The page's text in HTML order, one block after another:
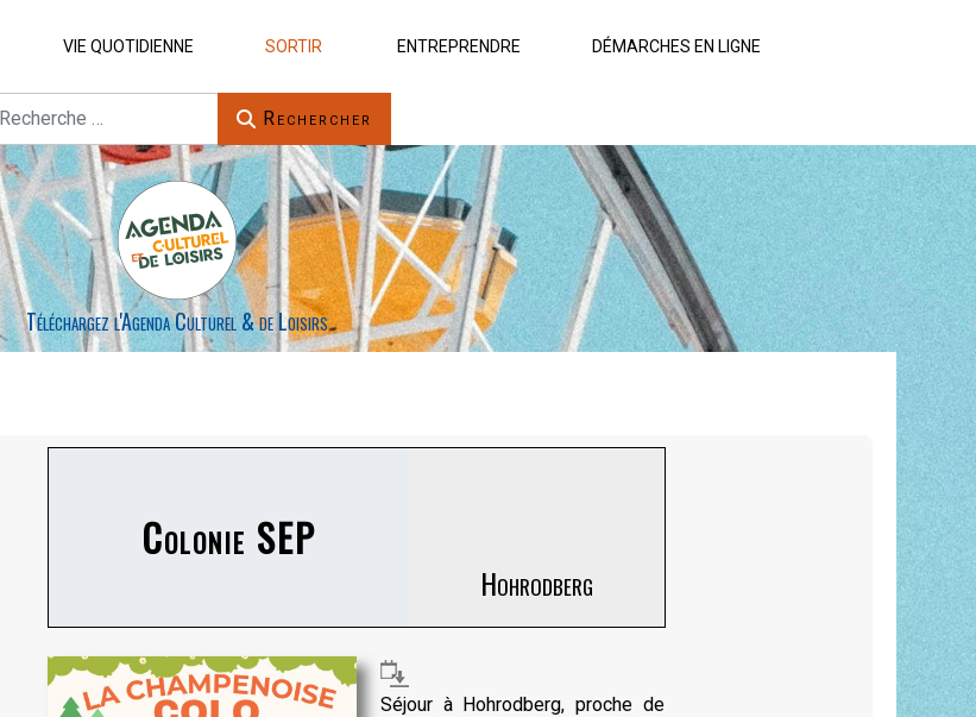
VIE QUOTIDIENNE SORTIR ENTREPRENDRE DÉMARCHES EN LIGNE
Rechercher
Téléchargez l'Agenda Culturel & de Loisirs
Colonie SEP
Hohrodberg
Séjour à Hohrodberg, proche de